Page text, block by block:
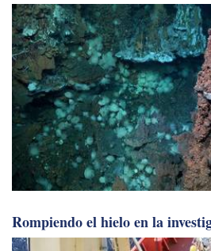
Rompiendo el hielo en la